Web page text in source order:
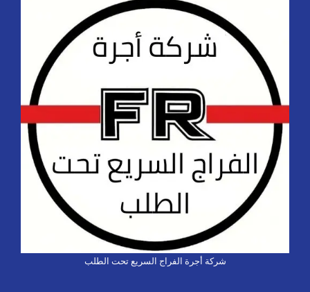
شركة أجرة الفراج السريع تحت الطلب